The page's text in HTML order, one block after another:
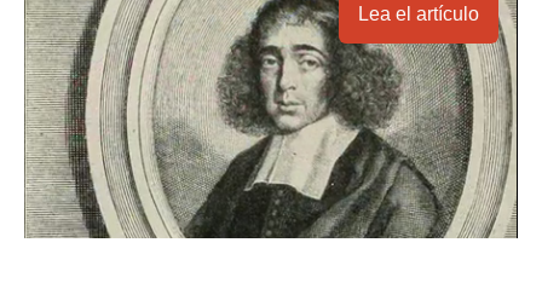
Lea el artículo